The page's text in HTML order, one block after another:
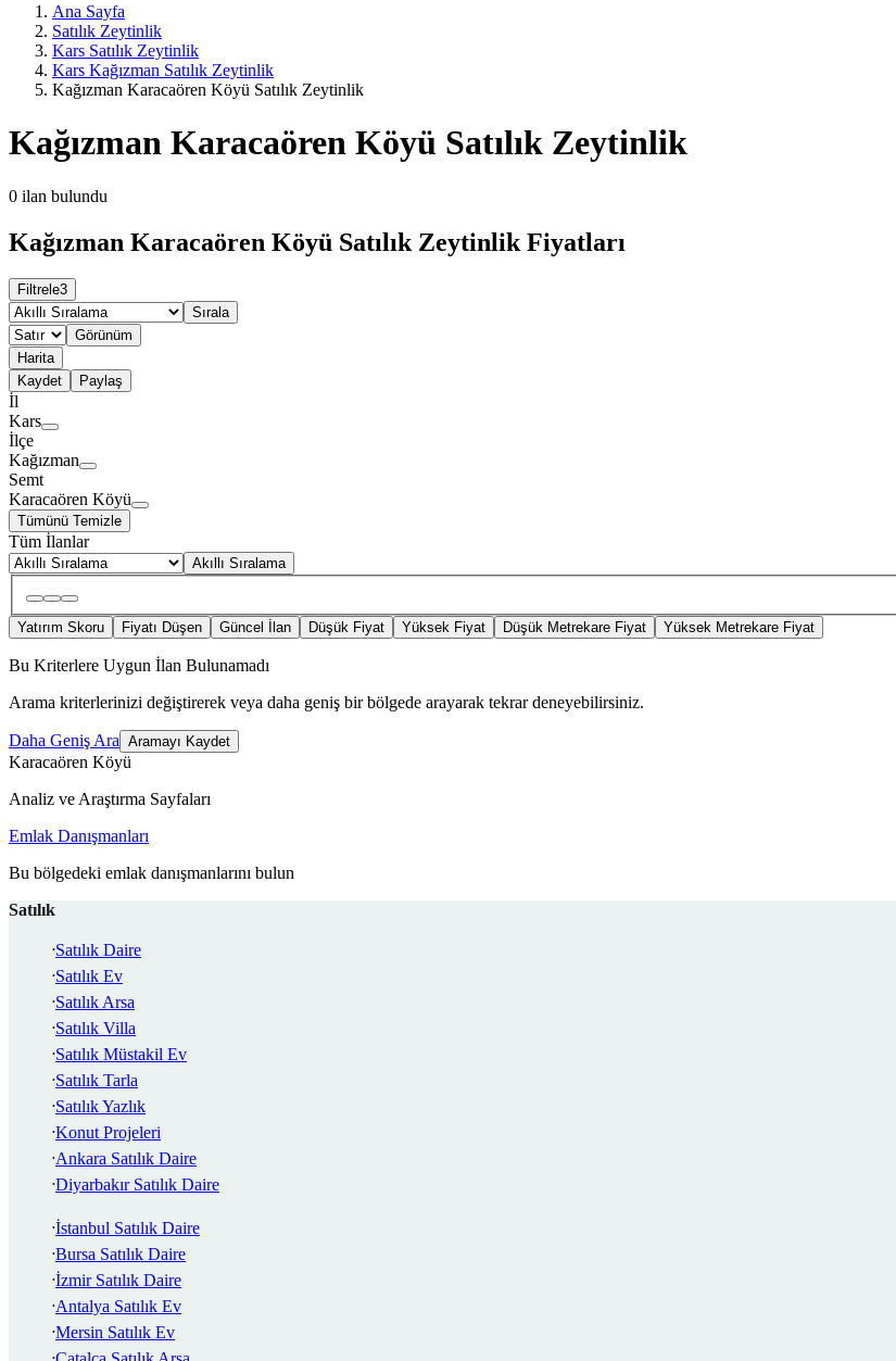
Ana Sayfa
Satılık Zeytinlik
Kars Satılık Zeytinlik
Kars Kağızman Satılık Zeytinlik
Kağızman Karacaören Köyü Satılık Zeytinlik
Kağızman Karacaören Köyü Satılık Zeytinlik
0 ilan bulundu
Kağızman Karacaören Köyü Satılık Zeytinlik Fiyatları
Filtrele3
Sırala
Görünüm
Harita
Kaydet
Paylaş
İl
Kars
İlçe
Kağızman
Semt
Karacaören Köyü
Tümünü Temizle
Tüm İlanlar
Akıllı Sıralama
Yatırım Skoru Fiyatı Düşen Güncel İlan Düşük Fiyat Yüksek Fiyat Düşük Metrekare Fiyat Yüksek Metrekare Fiyat
Bu Kriterlere Uygun İlan Bulunamadı
Arama kriterlerinizi değiştirerek veya daha geniş bir bölgede arayarak tekrar deneyebilirsiniz.
Daha Geniş Ara Aramayı Kaydet
Karacaören Köyü
Analiz ve Araştırma Sayfaları
Emlak Danışmanları
Bu bölgedeki emlak danışmanlarını bulun
Satılık
Satılık Daire
Satılık Ev
Satılık Arsa
Satılık Villa
Satılık Müstakil Ev
Satılık Tarla
Satılık Yazlık
Konut Projeleri
Ankara Satılık Daire
Diyarbakır Satılık Daire
İstanbul Satılık Daire
Bursa Satılık Daire
İzmir Satılık Daire
Antalya Satılık Ev
Mersin Satılık Ev